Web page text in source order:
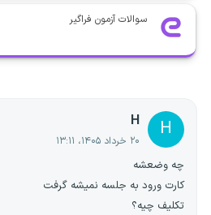
سوالات آزمون فراگیر
H
H
۲۰ خرداد ۱۴۰۵، ۱۳:۱۱
چه وضعشه
کارت ورود به جلسه نمیشه گرفت
تکلیف چیه؟